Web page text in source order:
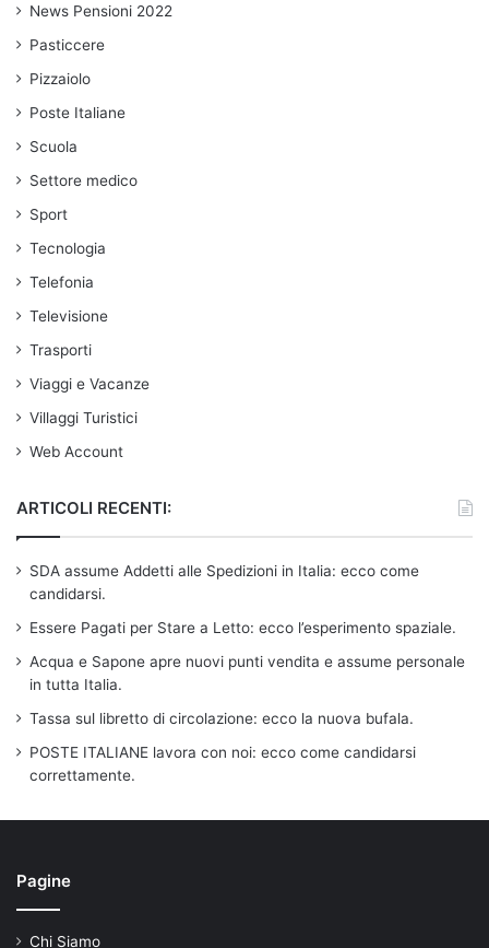
News Pensioni 2022
Pasticcere
Pizzaiolo
Poste Italiane
Scuola
Settore medico
Sport
Tecnologia
Telefonia
Televisione
Trasporti
Viaggi e Vacanze
Villaggi Turistici
Web Account
ARTICOLI RECENTI:
SDA assume Addetti alle Spedizioni in Italia: ecco come
candidarsi.
Essere Pagati per Stare a Letto: ecco l’esperimento spaziale.
Acqua e Sapone apre nuovi punti vendita e assume personale
in tutta Italia.
Tassa sul libretto di circolazione: ecco la nuova bufala.
POSTE ITALIANE lavora con noi: ecco come candidarsi
correttamente.
Pagine
Chi Siamo